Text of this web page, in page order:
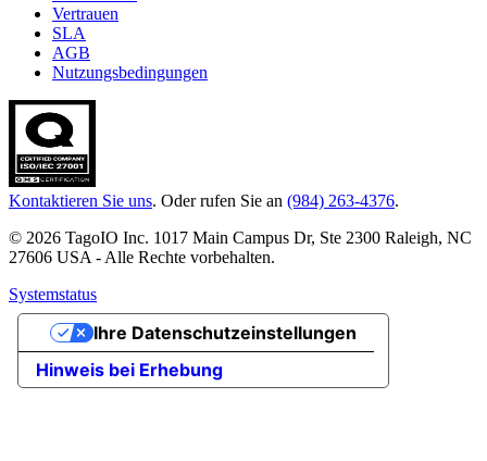
Vertrauen
SLA
AGB
Nutzungsbedingungen
Kontaktieren Sie uns. Oder rufen Sie an (984) 263-4376.
© 2026 TagoIO Inc. 1017 Main Campus Dr, Ste 2300 Raleigh, NC
27606 USA - Alle Rechte vorbehalten.
Systemstatus
Hinweis bei Erhebung
Ihre Datenschutzeinstellungen